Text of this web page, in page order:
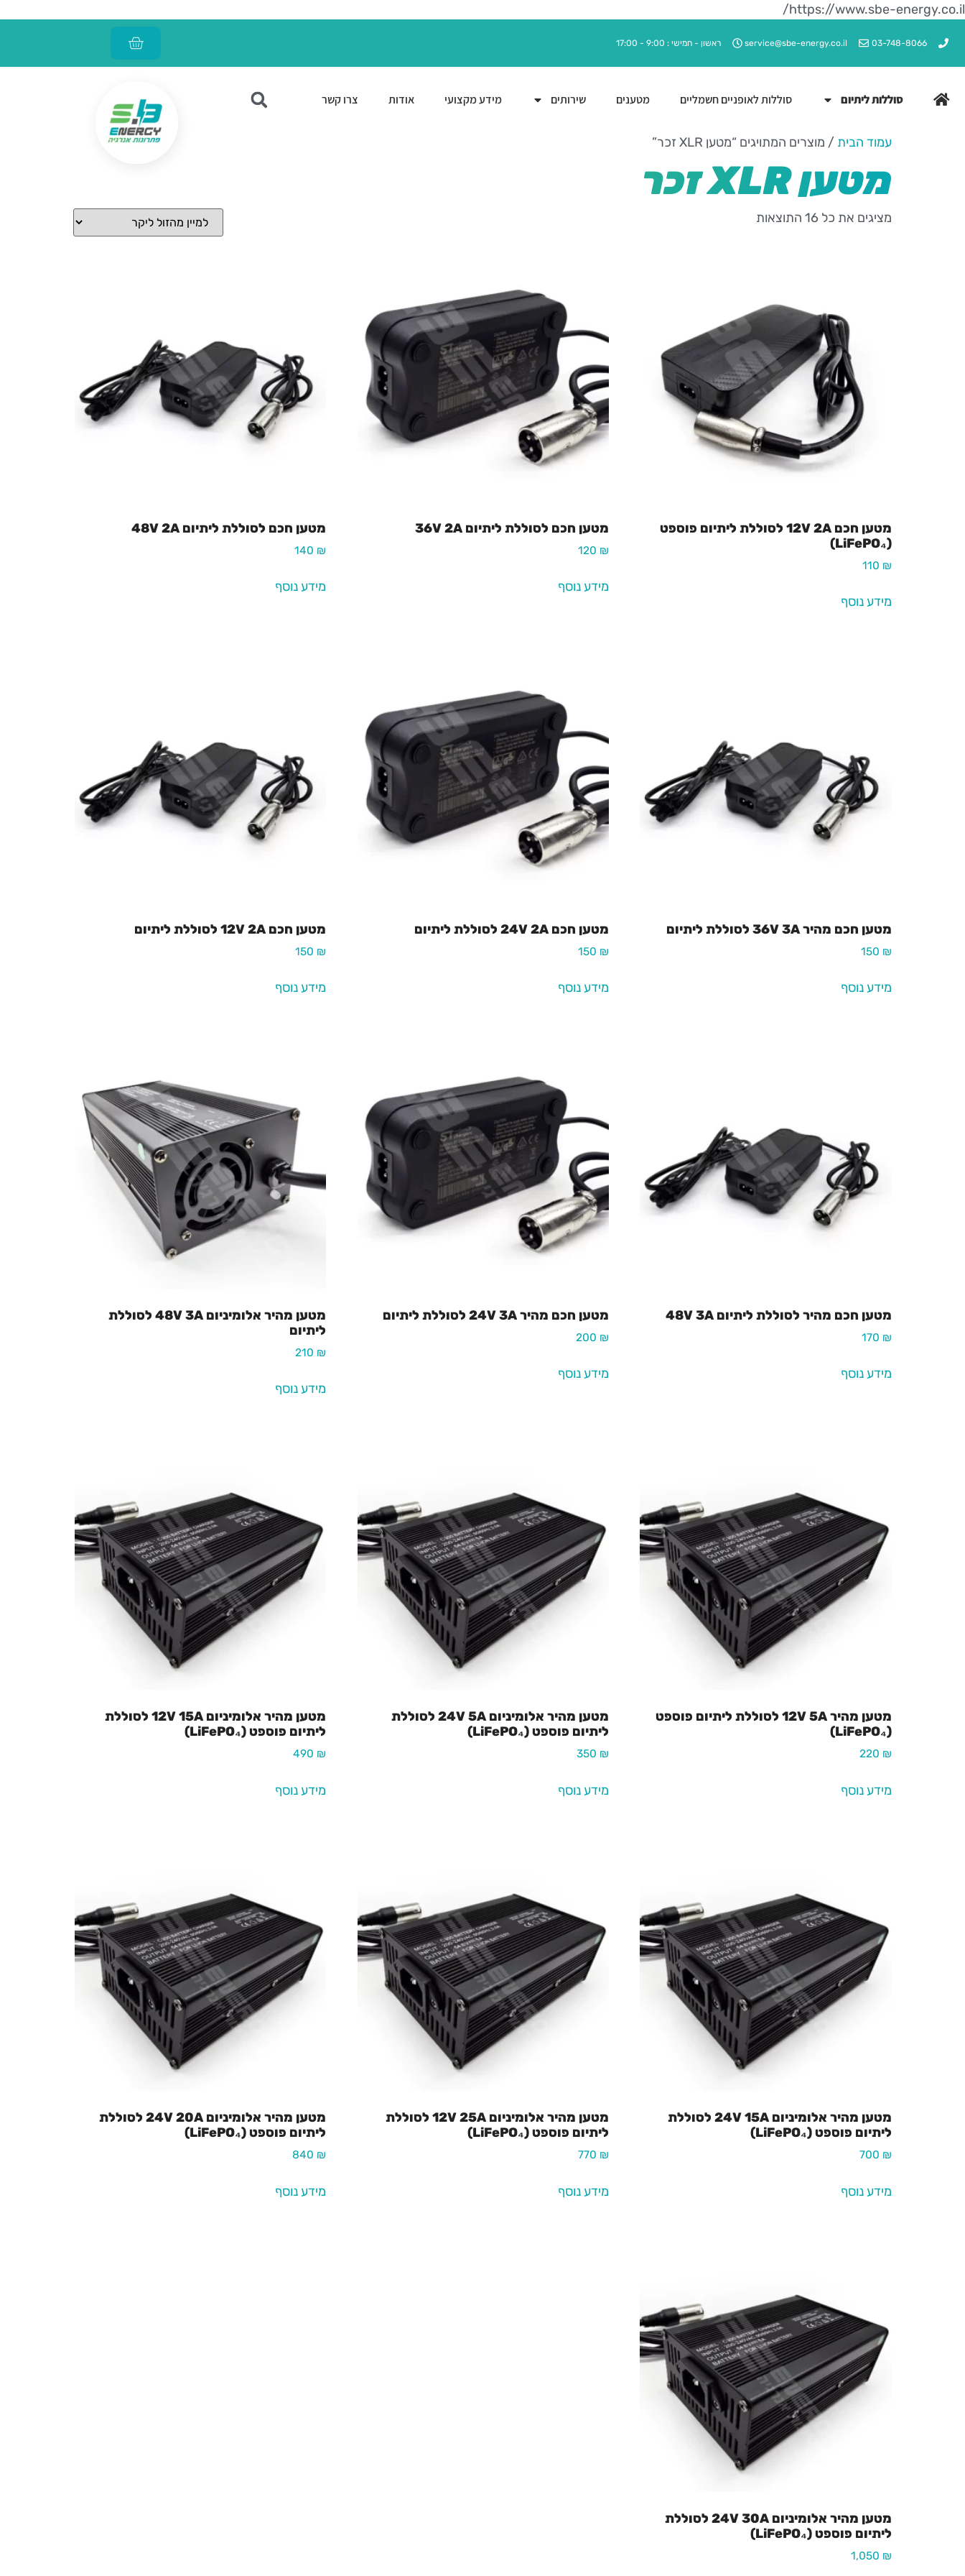
https://www.sbe-energy.co.il/
03-748-8066
service@sbe-energy.co.il ראשון - חמישי : 9:00 - 17:00
סוללות ליתיום סוללות לאופניים חשמליים מטענים שירותים מידע מקצועי אודות צרו קשר
עמוד הבית / מוצרים המתויגים “מטען XLR זכר”
מטען XLR זכר
מציגים את כל ⁦16⁩ התוצאות
מטען חכם 12V 2A לסוללת ליתיום פוספט
(LiFePO₄)
110 ₪
מידע נוסף
מטען חכם לסוללת ליתיום 36V 2A
120 ₪
מידע נוסף
מטען חכם לסוללת ליתיום 48V 2A
140 ₪
מידע נוסף
מטען חכם מהיר 36V 3A לסוללת ליתיום
150 ₪
מידע נוסף
מטען חכם 24V 2A לסוללת ליתיום
150 ₪
מידע נוסף
מטען חכם 12V 2A לסוללת ליתיום
150 ₪
מידע נוסף
מטען חכם מהיר לסוללת ליתיום 48V 3A
170 ₪
מידע נוסף
מטען חכם מהיר 24V 3A לסוללת ליתיום
200 ₪
מידע נוסף
מטען מהיר אלומיניום 48V 3A לסוללת
ליתיום
210 ₪
מידע נוסף
מטען מהיר 12V 5A לסוללת ליתיום פוספט
(LiFePO₄)
220 ₪
מידע נוסף
מטען מהיר אלומיניום 24V 5A לסוללת
ליתיום פוספט (LiFePO₄)
350 ₪
מידע נוסף
מטען מהיר אלומיניום 12V 15A לסוללת
ליתיום פוספט (LiFePO₄)
490 ₪
מידע נוסף
מטען מהיר אלומיניום 24V 15A לסוללת
ליתיום פוספט (LiFePO₄)
700 ₪
מידע נוסף
מטען מהיר אלומיניום 12V 25A לסוללת
ליתיום פוספט (LiFePO₄)
770 ₪
מידע נוסף
מטען מהיר אלומיניום 24V 20A לסוללת
ליתיום פוספט (LiFePO₄)
840 ₪
מידע נוסף
מטען מהיר אלומיניום 24V 30A לסוללת
ליתיום פוספט (LiFePO₄)
1,050 ₪